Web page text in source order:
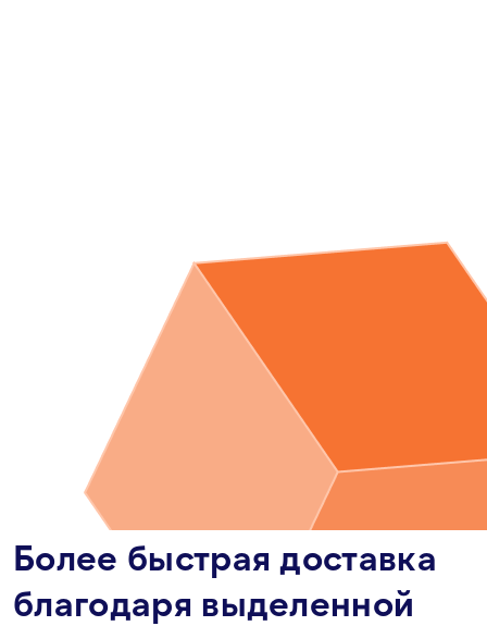
Более быстрая доставка
благодаря выделенной